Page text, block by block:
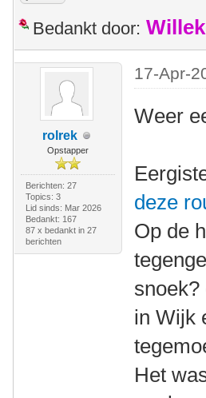
Bedankt door:
rolrek
Opstapper
Berichten: 27
Topics: 3
Lid sinds: Mar 2026
Bedankt: 167
87 x bedankt in 27
berichten
17-Apr-
Weer
deze
Op de
snoek?
in Wijk
Het